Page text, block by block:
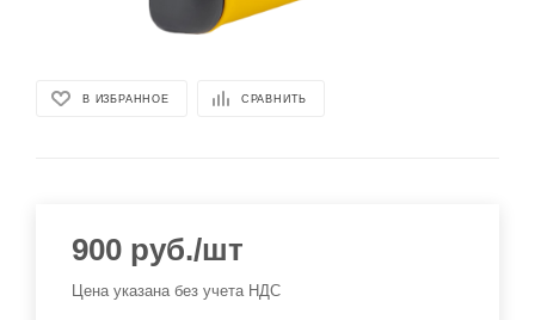
В ИЗБРАННОЕ СРАВНИТЬ
900 руб./шт
Цена указана без учета НДС